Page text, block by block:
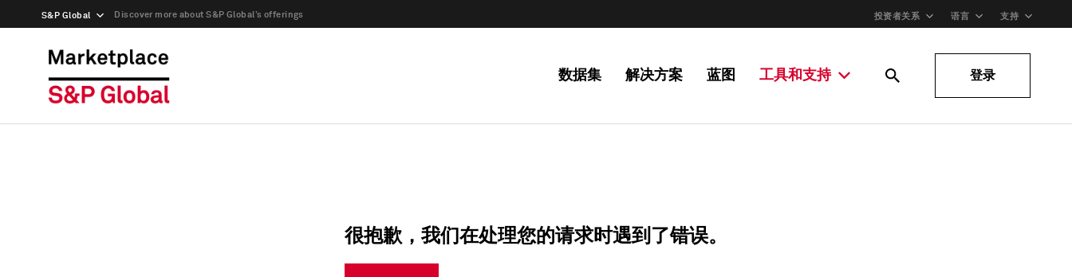
S&P Global Discover more about S&P Global’s offerings 投资者关系 语言 支持
数据集 解决方案 蓝图 工具和支持 登录
很抱歉，我们在处理您的请求时遇到了错误。